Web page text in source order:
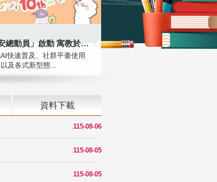
「夏日網安總動員」啟動 寓教於樂提
快速普及、社群平臺使用
及各式新型態...
資料下載
115-08-06
115-08-05
115-08-05